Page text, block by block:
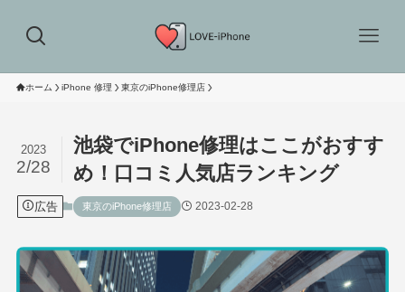
ホーム iPhone 修理 東京のiPhone修理店
池袋でiPhone修理はここがおすす
め！口コミ人気店ランキング
2023
2/28
広告 東京のiPhone修理店 2023-02-28